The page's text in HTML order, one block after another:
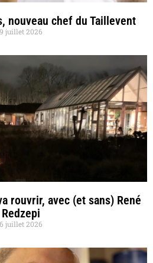
nouveau chef du Taillevent
9 juillet 2026
rouvrir, avec (et sans) René
Redzepi
6 juillet 2026